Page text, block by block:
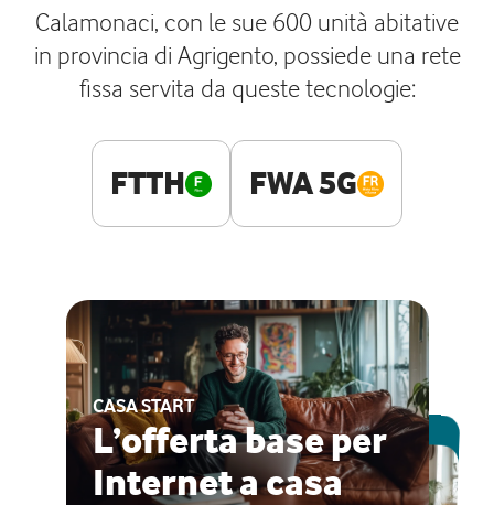
Calamonaci, con le sue 600 unità abitative
in provincia di Agrigento, possiede una rete
fissa servita da queste tecnologie:
FTTH FWA 5G
CASA START
L’offerta base per
Internet a casa
ESCLUSIVA ONLINE